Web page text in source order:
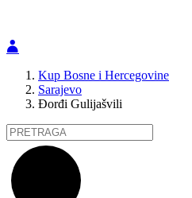
Kup Bosne i Hercegovine
Sarajevo
Đorđi Gulijašvili